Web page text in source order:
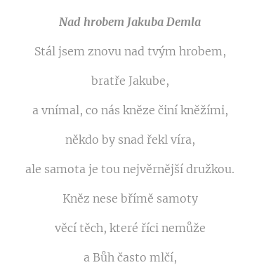
Nad hrobem Jakuba Demla
Stál jsem znovu nad tvým hrobem,
bratře Jakube,
a vnímal, co nás kněze činí kněžími,
někdo by snad řekl víra,
ale samota je tou nejvěrnější družkou.
Kněz nese břímě samoty
věcí těch, které říci nemůže
a Bůh často mlčí,